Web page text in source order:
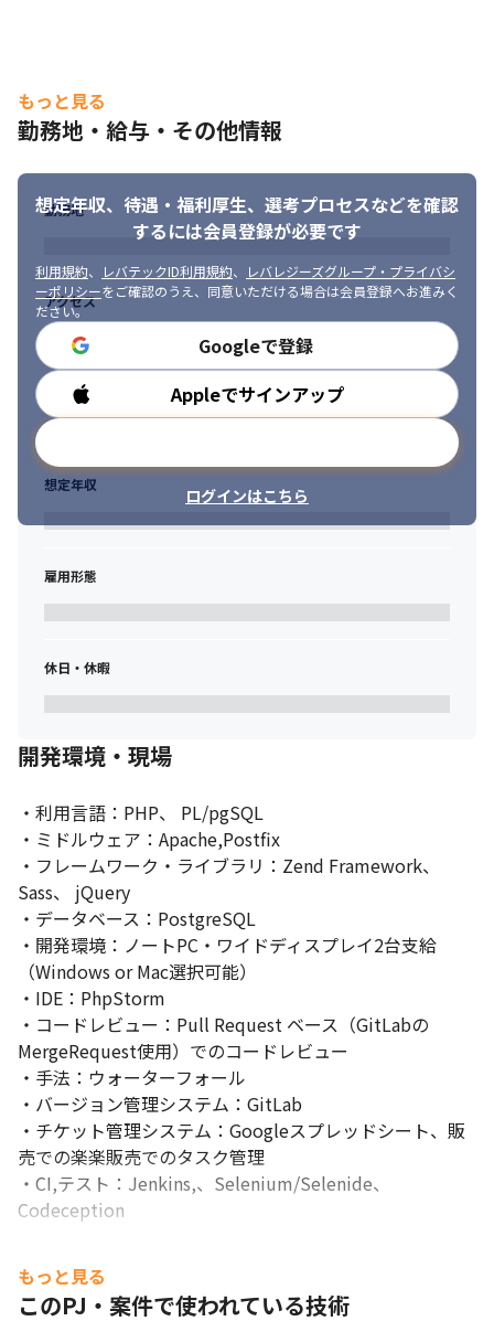
もっと見る
勤務地・給与・その他情報
想定年収、待遇・福利厚生、 選考プロセスなどを確認
するには会員登録が必要です
利用規約、 レバテックID利用規約、
レバレジーズグループ・プライバシ
ーポリシーをご確認のうえ、同意いただける場合は会員登録へお進みく
ださい。
Googleで登録
Appleでサインアップ
ログインはこちら
勤務地
アクセス
勤務時間
想定年収
雇用形態
休日・休暇
開発環境・現場
・利用言語：PHP、 PL/pgSQL
・ミドルウェア：Apache,Postfix
・フレームワーク・ライブラリ：Zend Framework、
Sass、 jQuery
・データベース：PostgreSQL
・開発環境：ノートPC・ワイドディスプレイ2台支給
（Windows or Mac選択可能）
・IDE：PhpStorm
・コードレビュー：Pull Request ベース（GitLabの
MergeRequest使用）でのコードレビュー
・手法：ウォーターフォール
・バージョン管理システム：GitLab
・チケット管理システム：Googleスプレッドシート、販
売での楽楽販売でのタスク管理
・CI,テスト：Jenkins,、Selenium/Selenide、
Codeception
もっと見る
このPJ・案件で使われている技術